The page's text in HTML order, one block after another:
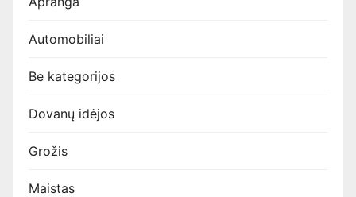
Automobiliai
Be kategorijos
Dovanų idėjos
Grožis
Maistas